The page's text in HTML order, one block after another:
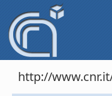
http://